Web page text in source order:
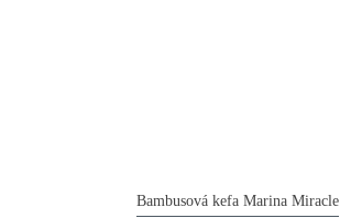
Bambusová kefa Marina Miracle